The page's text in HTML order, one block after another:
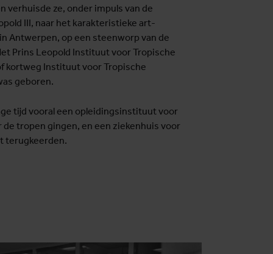
verhuisde ze, onder impuls van de
III, naar het karakteristieke art-
Antwerpen, op een steenworp van de
Prins Leopold Instituut voor Tropische
kortweg Instituut voor Tropische
geboren.
tijd vooral een opleidingsinstituut voor
de tropen gingen, en een ziekenhuis voor
terugkeerden.